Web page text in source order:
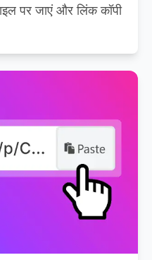
पर जाएं और लिंक कॉपी